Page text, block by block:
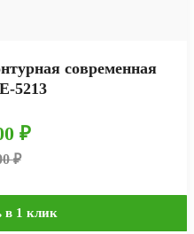
современная
5213
₽
₽
в 1 клик